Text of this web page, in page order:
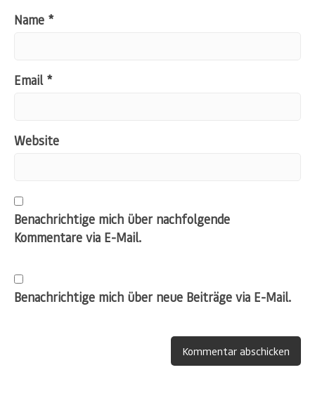
Name *
Email *
Website
Benachrichtige mich über nachfolgende
Kommentare via E-Mail.
Benachrichtige mich über neue Beiträge via E-Mail.